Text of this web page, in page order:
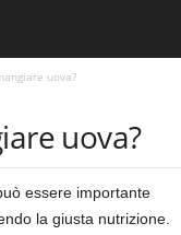
uova?
uova?
essere importante
la giusta nutrizione.